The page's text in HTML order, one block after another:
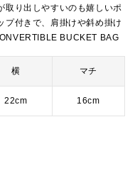
取り出しやすいのも嬉しいポ
プ付きで、肩掛けや斜め掛け
BUCKET BAG
横 マチ
22cm 16cm